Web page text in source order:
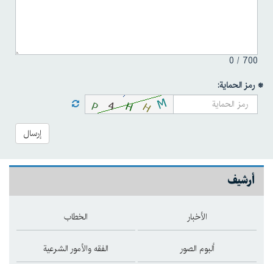
700 /
0
* رمز الحماية:
إرسال
أرشيف
الأخبار الخطاب
ألبوم الصور الفقه والأمور الشرعية